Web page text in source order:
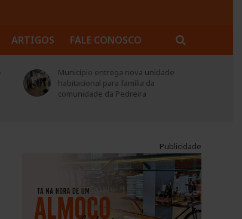
ARTIGOS FALE CONOSCO
Município entrega nova unidade
habitacional para família da
comunidade da Pedreira
Publicidade